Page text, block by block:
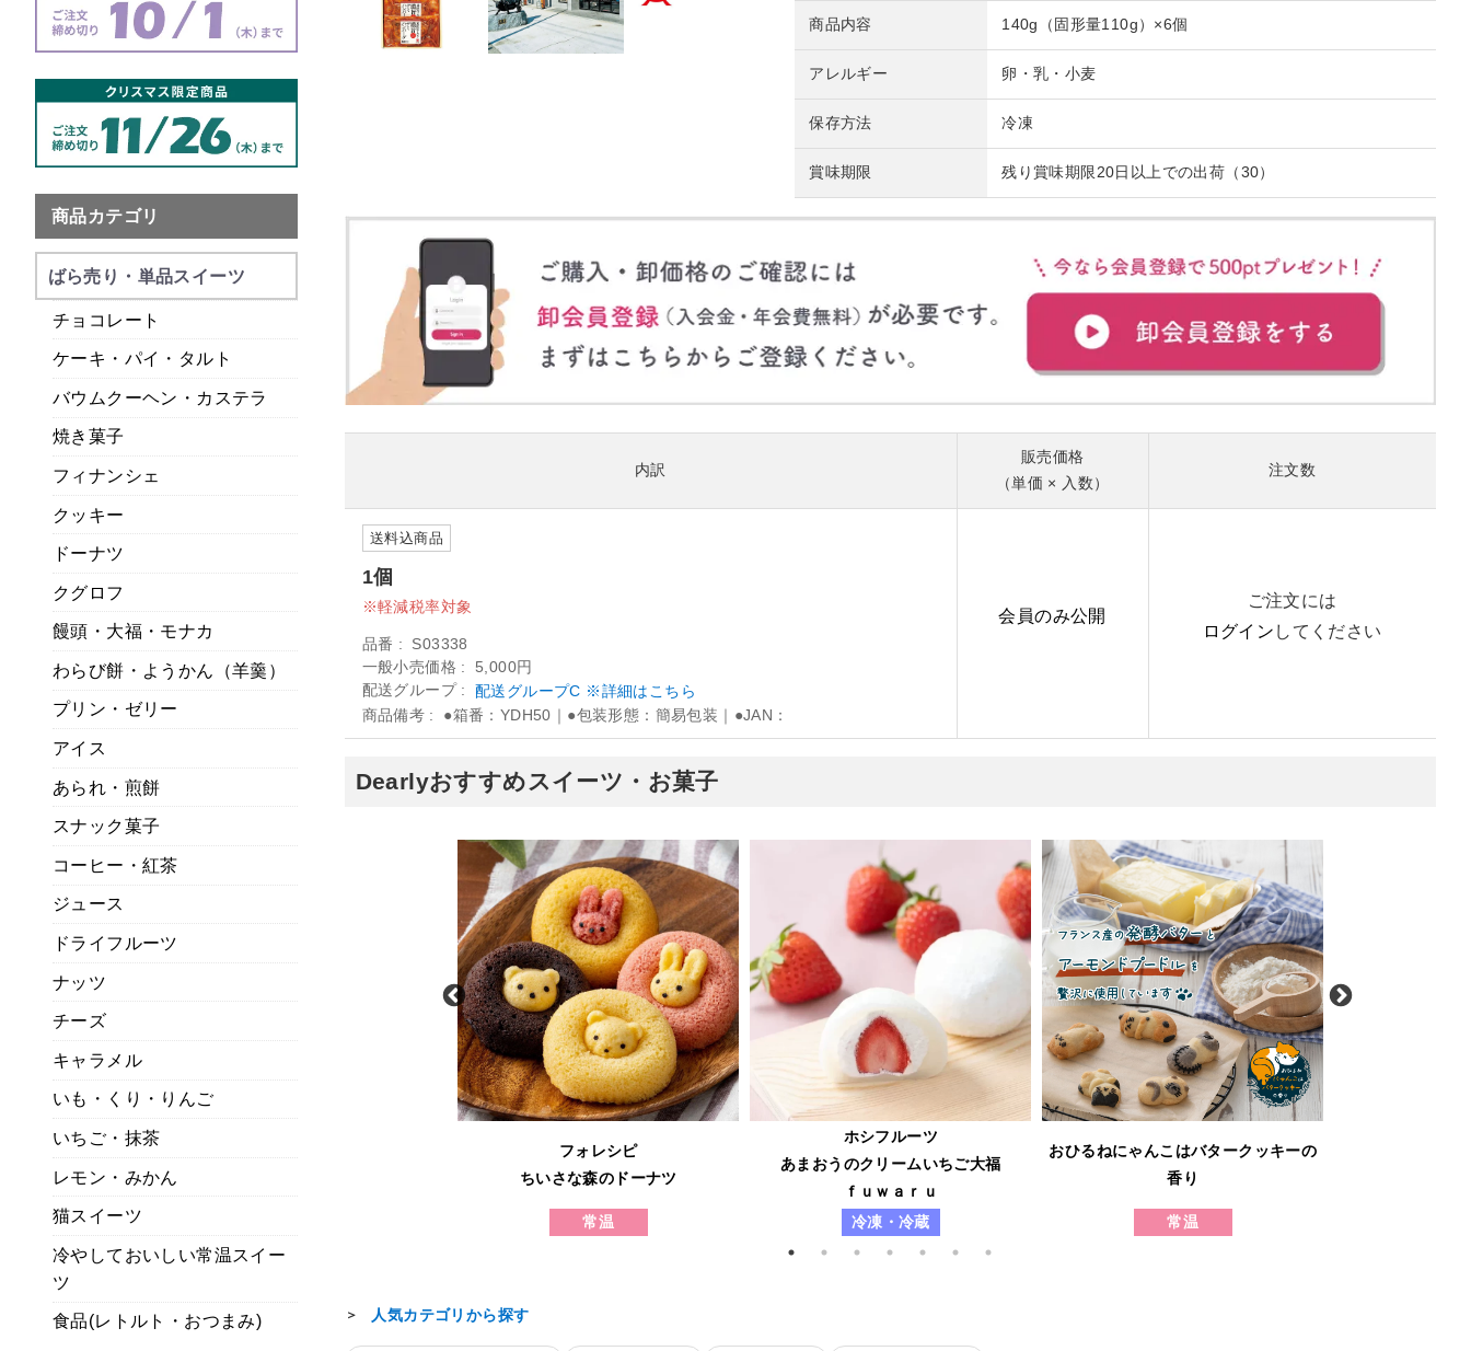
商品内容 140g（固形量110g）×6個
アレルギー 卵・乳・小麦
保存方法 冷凍
賞味期限 残り賞味期限20日以上での出荷（30）
内訳
販売価格
（単価 × 入数）
注文数
送料込商品
1個
軽減税率対象
品番
S03338
一般小売価格
5,000円
配送グループ
配送グループC ※詳細はこちら
商品備考 ●箱番：YDH50｜●包装形態：簡易包装｜●JAN：
会員のみ公開
ご注文には
ログイン してください
Dearlyおすすめスイーツ・お菓子
有り）
フォレシピ
ちいさな森のドーナツ
常温
ホシフルーツ
あまおうのクリームいちご大福
ｆｕｗａｒｕ
冷凍・冷蔵
おひるねにゃんこはバタークッキーの
香り
常温
＞ 人気カテゴリから探す
商品カテゴリ
ばら売り・単品スイーツ
チョコレート
ケーキ・パイ・タルト
バウムクーヘン・カステラ
焼き菓子
フィナンシェ
クッキー
ドーナツ
クグロフ
饅頭・大福・モナカ
わらび餅・ようかん（羊羹）
プリン・ゼリー
アイス
あられ・煎餅
スナック菓子
コーヒー・紅茶
ジュース
ドライフルーツ
ナッツ
チーズ
キャラメル
いも・くり・りんご
いちご・抹茶
レモン・みかん
猫スイーツ
冷やしておいしい常温スイー
ツ
食品(レトルト・おつまみ)